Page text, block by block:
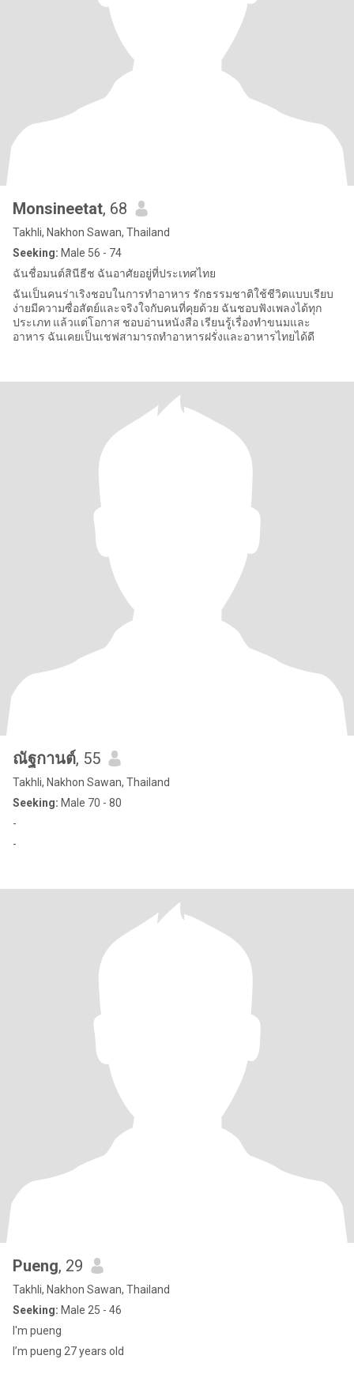
Monsineetat, 68
Takhli, Nakhon Sawan, Thailand
Seeking: Male 56 - 74
ฉันชื่อมนต์สินีธีช ฉันอาศัยอยู่ที่ประเทศไทย
ฉันเป็นคนร่าเริงชอบในการทำอาหาร รักธรรมชาติใช้ชีวิตแบบเรียบ
ง่ายมีความซื่อสัตย์และจริงใจกับคนที่คุยด้วย ฉันชอบฟังเพลงได้ทุก
ประเภท แล้วแต่โอกาส ชอบอ่านหนังสือ เรียนรู้เรื่องทำขนมและ
อาหาร ฉันเคยเป็นเชฟสามารถทำอาหารฝรั่งและอาหารไทยได้ดี
ณัฐกานต์, 55
Takhli, Nakhon Sawan, Thailand
Seeking: Male 70 - 80
-
-
Pueng, 29
Takhli, Nakhon Sawan, Thailand
Seeking: Male 25 - 46
I'm pueng
I’m pueng 27 years old